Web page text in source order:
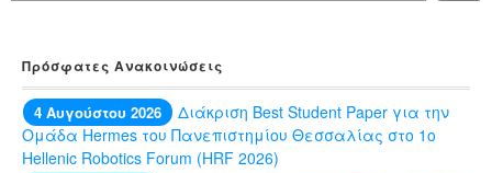
Πρόσφατες Ανακοινώσεις
4 Αυγούστου 2026
Διάκριση Best Student Paper για την
Ομάδα Hermes του Πανεπιστημίου Θεσσαλίας στο 1ο
Hellenic Robotics Forum (HRF 2026)